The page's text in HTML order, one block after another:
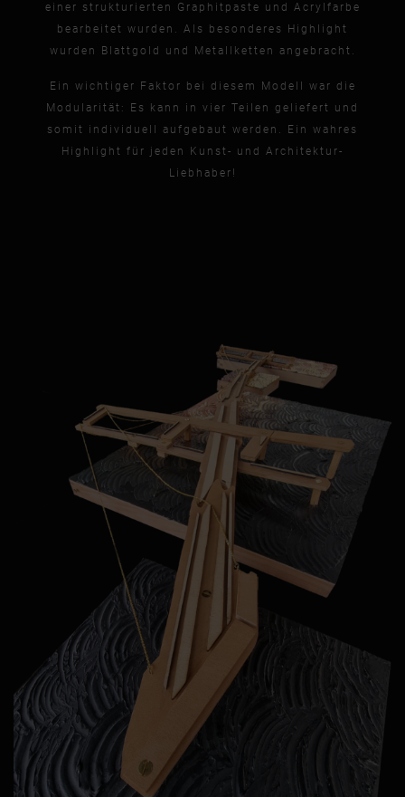
einer strukturierten Graphitpaste und Acrylfarbe
bearbeitet wurden. Als besonderes Highlight
wurden Blattgold und Metallketten angebracht.
Ein wichtiger Faktor bei diesem Modell war die
Modularität: Es kann in vier Teilen geliefert und
somit individuell aufgebaut werden. Ein wahres
Highlight für jeden Kunst- und Architektur-
Liebhaber!